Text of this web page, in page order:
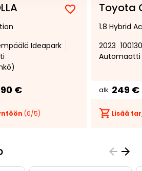
Lisää
suosikiksi
Poista
suosikeista
Ideapark
€
(0/5)
Toyota
1.8 Hybrid
2023
Automaatti
alk. 249 €
Lisää